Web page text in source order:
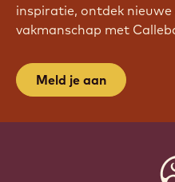
inspiratie, ontdek
vakmanschap met
Meld je aan